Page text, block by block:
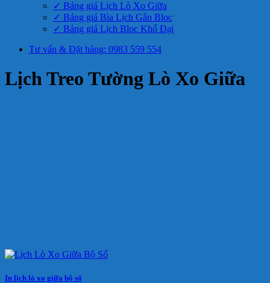
✓ Bảng giá Lịch Lò Xo Giữa
✓ Bảng giá Bìa Lịch Gắn Bloc
✓ Bảng giá Lịch Bloc Khổ Đại
Tư vấn & Đặt hàng: 0983 559 554
Lịch Treo Tường Lò Xo Giữa
In lịch lò xo giữa bộ số